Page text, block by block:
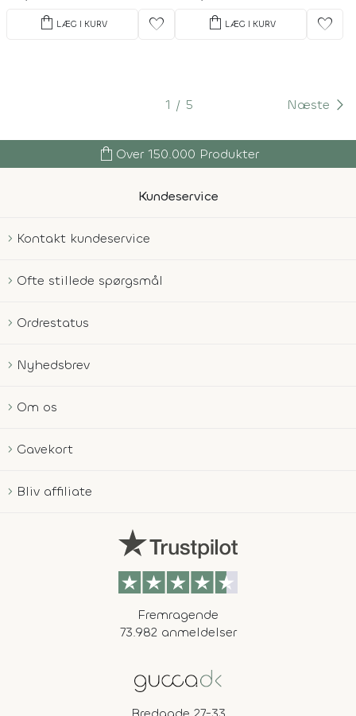
shopping_bag LÆG I KURV favorite shopping_bag LÆG I KURV favorite
1 5 Næste
shopping_bag Over 150.000 Produkter
Kundeservice
Kontakt kundeservice
Ofte stillede spørgsmål
Ordrestatus
Nyhedsbrev
Om os
Gavekort
Bliv affiliate
Fremragende
73.982 anmeldelser